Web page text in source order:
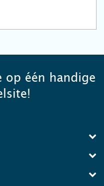
op één handige